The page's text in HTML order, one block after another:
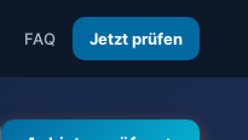
FAQ Jetzt prüfen